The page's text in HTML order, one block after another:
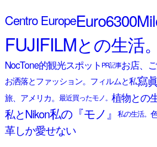
Centro Europe
FUJIFILMとの生活。
NocTone的観光スポット PR記事お店、
お洒落とファッション。 フィルムと私寫
旅、アメリカ。 最近買ったモノ。 植物との
私とNikon私の『モノ』 私の生活。
革しか愛せない